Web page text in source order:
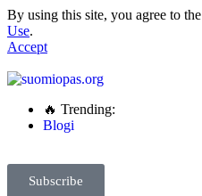
By using this site, you agree to the
Use.
Accept
🔥 Trending:
Blogi
Subscribe